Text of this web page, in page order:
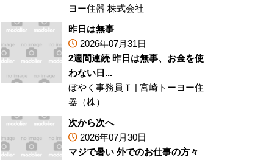
ヨー住器 株式会社
昨日は無事
2026年07月31日
2週間連続 昨日は無事、お金を使
わない日...
ぼやく事務員Ｔ | 宮崎トーヨー住
器（株）
次から次へ
2026年07月30日
マジで暑い 外でのお仕事の方々